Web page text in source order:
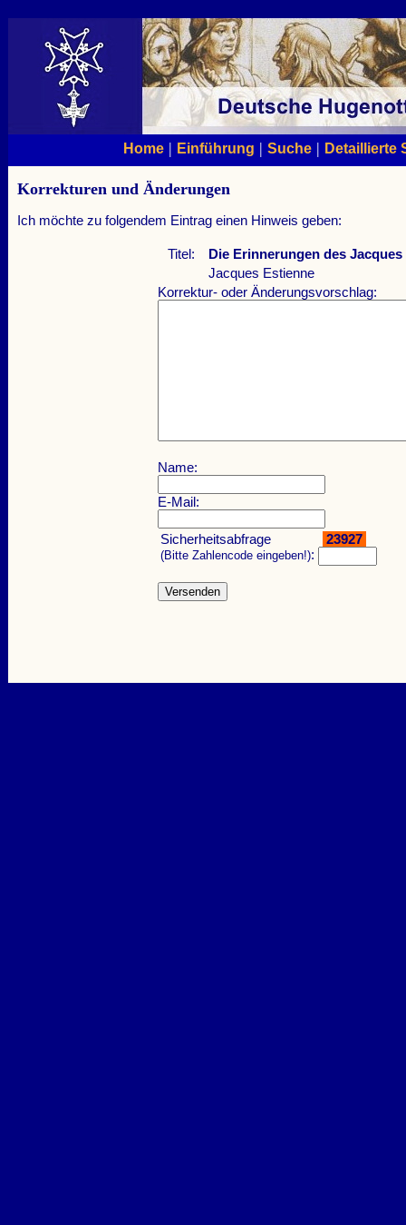
Home| Einführung | Suche| Detaillierte
Korrekturen und Änderungen
Ich möchte zu folgendem Eintrag einen Hinweis geben:
Titel:
Die Erinnerungen des
Jacques Estienne
Korrektur- oder Änderungsvorschlag:
Name:
E-Mail:
Sicherheitsabfrage
(Bitte Zahlencode eingeben!):
23927